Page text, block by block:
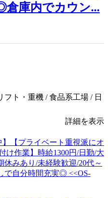
倉庫内でカウン...
フト・重機 / 食品系工場 / 日
詳細を表示